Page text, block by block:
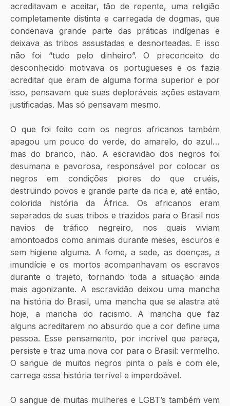
acreditavam e aceitar, tão de repente, uma religião
completamente distinta e carregada de dogmas, que
condenava grande parte das práticas indígenas e
deixava as tribos assustadas e desnorteadas. E isso
não foi “tudo pelo dinheiro”. O preconceito do
desconhecido motivava os portugueses e os fazia
acreditar que eram de alguma forma superior e por
isso, pensavam que suas deploráveis ações estavam
justificadas. Mas só pensavam mesmo.
O que foi feito com os negros africanos também
apagou um pouco do verde, do amarelo, do azul…
mas do branco, não. A escravidão dos negros foi
desumana e pavorosa, responsável por colocar os
negros em condições piores do que cruéis,
destruindo povos e grande parte da rica e, até então,
colorida história da África. Os africanos eram
separados de suas tribos e trazidos para o Brasil nos
navios de tráfico negreiro, nos quais viviam
amontoados como animais durante meses, escuros e
sem higiene alguma. A fome, a sede, as doenças, a
imundície e os mortos acompanhavam os escravos
durante o trajeto, tornando toda a situação ainda
mais agonizante. A escravidão deixou uma mancha
na história do Brasil, uma mancha que se alastra até
hoje, a mancha do racismo. A mancha que faz
alguns acreditarem no absurdo que a cor define uma
pessoa. Esse pensamento, por incrível que pareça,
persiste e traz uma nova cor para o Brasil: vermelho.
O sangue de muitos negros pinta o país e com ele,
carrega essa história terrível e imperdoável.
O sangue de muitas mulheres e LGBT’s também vem